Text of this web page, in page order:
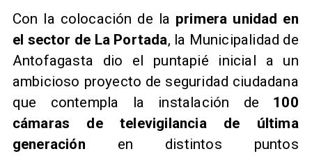
​Con la colocación de la primera unidad en
el sector de La Portada, la Municipalidad de
Antofagasta dio el puntapié inicial a un
ambicioso proyecto de seguridad ciudadana
que contempla la instalación de 100
cámaras de televigilancia de última
generación en distintos puntos